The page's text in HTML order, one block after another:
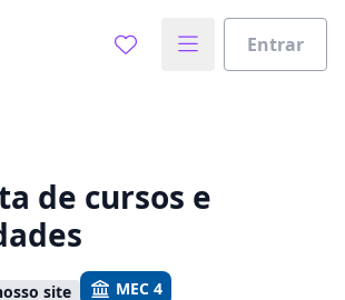
Entrar
caminho ideal para seus estudos
de cursos e
site MEC 4